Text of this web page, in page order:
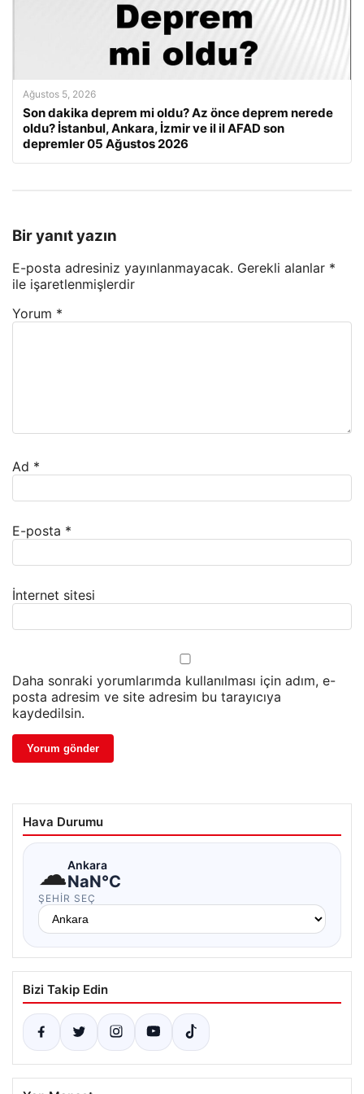
Ağustos 5, 2026
Son dakika deprem mi oldu? Az önce deprem nerede
oldu? İstanbul, Ankara, İzmir ve il il AFAD son
depremler 05 Ağustos 2026
Bir yanıt yazın
E-posta adresiniz yayınlanmayacak. Gerekli alanlar *
ile işaretlenmişlerdir
Yorum *
Ad *
E-posta *
İnternet sitesi
Daha sonraki yorumlarımda kullanılması için adım, e-
posta adresim ve site adresim bu tarayıcıya
kaydedilsin.
Hava Durumu
☁Ankara
NaN°C
ŞEHIR SEÇ
Bizi Takip Edin